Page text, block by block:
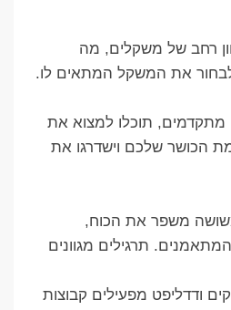
רחב של משקלים, מה
את המשקל המתאים לו.
תוכלו למצוא את
הכושר שלכם וישדרגו את
משפר את הכוח,
תרגילים מגוונים
ודדליפט מפעילים קבוצות